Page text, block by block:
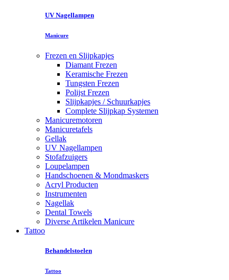
UV Nagellampen
Manicure
Frezen en Slijpkapjes
Diamant Frezen
Keramische Frezen
Tungsten Frezen
Polijst Frezen
Slijpkapjes / Schuurkapjes
Complete Slijpkap Systemen
Manicuremotoren
Manicuretafels
Gellak
UV Nagellampen
Stofafzuigers
Loupelampen
Handschoenen & Mondmaskers
Acryl Producten
Instrumenten
Nagellak
Dental Towels
Diverse Artikelen Manicure
Tattoo
Behandelstoelen
Tattoo